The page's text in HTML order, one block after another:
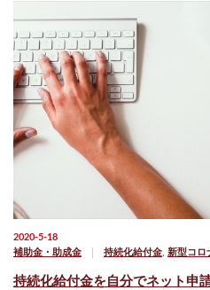
2020-5-18
補助金・助成金
持続化給付金 新型コロ
持続化給付金を自分でネット申